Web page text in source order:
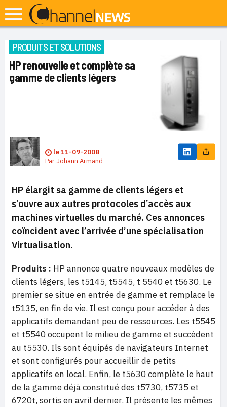
PRODUITS ET SOLUTIONS
HP renouvelle et complète sa
gamme de clients légers
le11-09-2008
Par Johann Armand
HP élargit sa gamme de clients légers et
s’ouvre aux autres protocoles d’accès aux
machines virtuelles du marché. Ces annonces
coïncident avec l’arrivée d’une spécialisation
Virtualisation.
Produits : HP annonce quatre nouveaux modèles de
clients légers, les t5145, t5545, t 5540 et t5630. Le
premierse situe en entrée de gamme et remplace le
t5135, en fin de vie. Il est conçu pour accéder à des
applicatifs demandant peu de ressources. Les t5545
et t5540 occupent le milieu de gamme et succèdent
au t5530. Ils sont équipés de navigateurs Internet
et sont configurés pour accueillir de petits
applicatifs en local. Enfin, le t5630 complète le haut
de la gamme déjà constitué des t5730, t5735 et
6720t, sortis en avril dernier. Il présente les mêmes